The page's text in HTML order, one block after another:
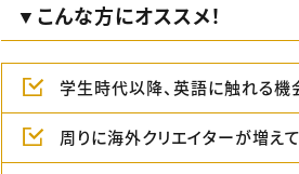
▼こんな方にオススメ！
学生時代以降、英語に触れる機
周りに海外クリエイターが増え